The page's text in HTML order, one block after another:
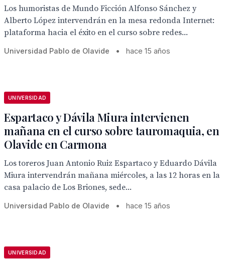
Los humoristas de Mundo Ficción Alfonso Sánchez y
Alberto López intervendrán en la mesa redonda Internet:
plataforma hacia el éxito en el curso sobre redes...
Universidad Pablo de Olavide • hace 15 años
UNIVERSIDAD
Espartaco y Dávila Miura intervienen
mañana en el curso sobre tauromaquia, en
Olavide en Carmona
Los toreros Juan Antonio Ruiz Espartaco y Eduardo Dávila
Miura intervendrán mañana miércoles, a las 12 horas en la
casa palacio de Los Briones, sede...
Universidad Pablo de Olavide • hace 15 años
UNIVERSIDAD